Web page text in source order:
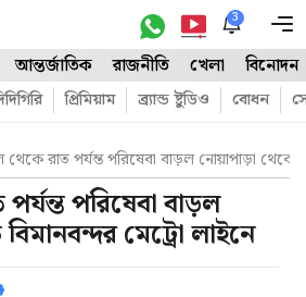
3
আন্তর্জাতিক রাজনীতি খেলা বিনোদন
প্রিমিয়াম ব্র্যান্ড ষ্টুডিও বোধন
রাত পর্যন্ত পরিষেবা বাড়ল নোয়াপাড়া থেকে
পরিষেবা বাড়ল
মেট্রো লাইনে